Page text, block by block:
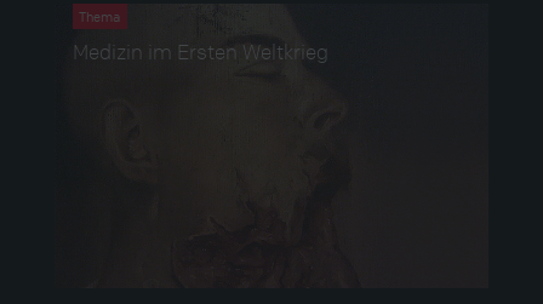
Thema
Medizin im Ersten Weltkrieg